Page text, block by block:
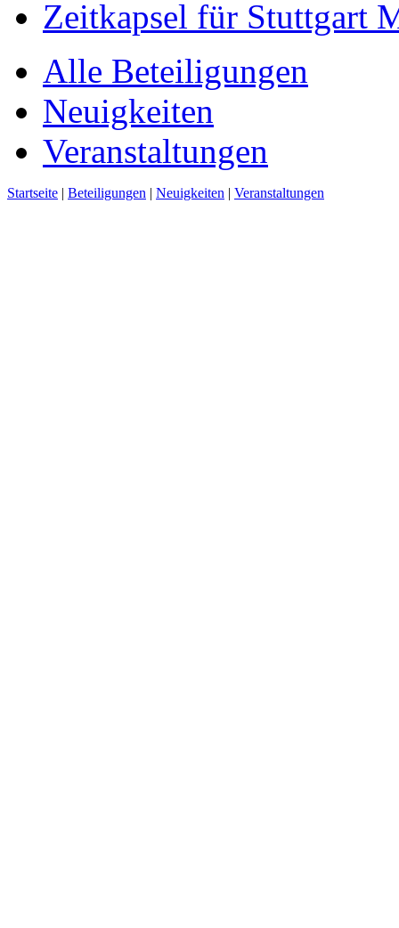
Zeitkapsel für Stuttgart
Alle Beteiligungen
Neuigkeiten
Veranstaltungen
Startseite | Beteiligungen | Neuigkeiten | Veranstaltungen